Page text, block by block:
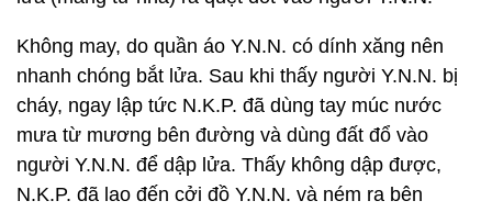
Không may, do quần áo Y.N.N. có dính xăng nên
nhanh chóng bắt lửa. Sau khi thấy người Y.N.N. bị
cháy, ngay lập tức N.K.P. đã dùng tay múc nước
mưa từ mương bên đường và dùng đất đổ vào
người Y.N.N. để dập lửa. Thấy không dập được,
N.K.P. đã lao đến cởi đồ Y.N.N. và ném ra bên